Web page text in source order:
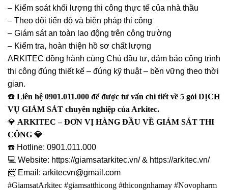
– Kiểm soát khối lượng thi công thực tế của nhà thầu
– Theo dõi tiến độ và biện pháp thi công
– Giám sát an toàn lao động trên công trường
– Kiểm tra, hoàn thiện hồ sơ chất lượng
ARKITEC đồng hành cùng Chủ đầu tư, đảm bảo công trình
thi công đúng thiết kế – đúng kỹ thuật – bền vững theo thời
gian.
☎️ Liên hệ 0901.011.000 để được tư vấn chi tiết về 5 gói DỊCH
VỤ GIÁM SÁT chuyên nghiệp của Arkitec.
💎 ARKITEC – ĐƠN VỊ HÀNG ĐẦU VỀ GIÁM SÁT THI
CÔNG 💎
☎️ Hotline: 0901.011.000
💻 Website: https://giamsatarkitec.vn/ & https://arkitec.vn/
📨 Email: arkitecvn@gmail.com
#GiamsatArkitec #giamsatthicong #thicongnhamay #Novopharm